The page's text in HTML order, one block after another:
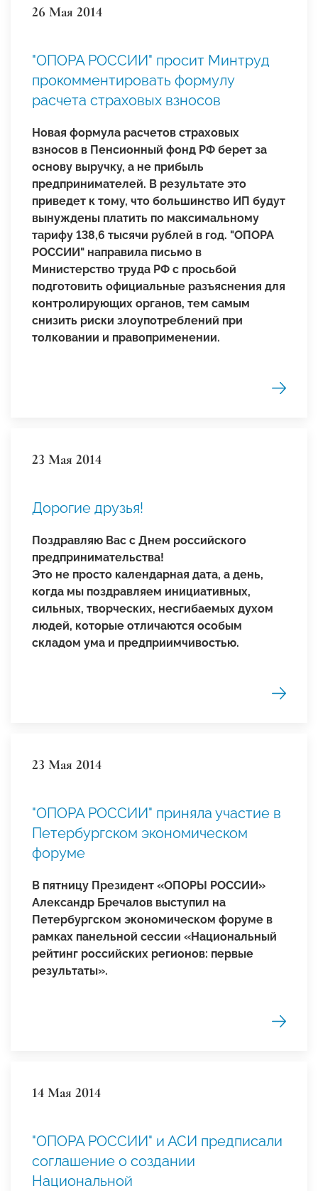
26 Мая 2014
"ОПОРА РОССИИ" просит Минтруд
прокомментировать формулу
расчета страховых взносов
Новая формула расчетов страховых
взносов в Пенсионный фонд РФ берет за
основу выручку, а не прибыль
предпринимателей. В результате это
приведет к тому, что большинство ИП будут
вынуждены платить по максимальному
тарифу 138,6 тысячи рублей в год. "ОПОРА
РОССИИ" направила письмо в
Министерство труда РФ с просьбой
подготовить официальные разъяснения для
контролирующих органов, тем самым
снизить риски злоупотреблений при
толковании и правоприменении.
23 Мая 2014
Дорогие друзья!
Поздравляю Вас с Днем российского
предпринимательства!
Это не просто календарная дата, а день,
когда мы поздравляем инициативных,
сильных, творческих, несгибаемых духом
людей, которые отличаются особым
складом ума и предприимчивостью.
23 Мая 2014
"ОПОРА РОССИИ" приняла участие в
Петербургском экономическом
форуме
В пятницу Президент «ОПОРЫ РОССИИ»
Александр Бречалов выступил на
Петербургском экономическом форуме в
рамках панельной сессии «Национальный
рейтинг российских регионов: первые
результаты».
14 Мая 2014
"ОПОРА РОССИИ" и АСИ предписали
соглашение о создании
Национальной